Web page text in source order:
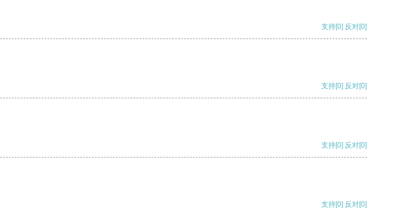
支持[0] 反对[0]
支持[0] 反对[0]
支持[0] 反对[0]
支持[0] 反对[0]